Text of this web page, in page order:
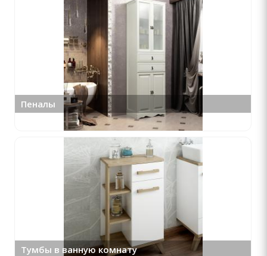
Пеналы
Тумбы в ванную комнату